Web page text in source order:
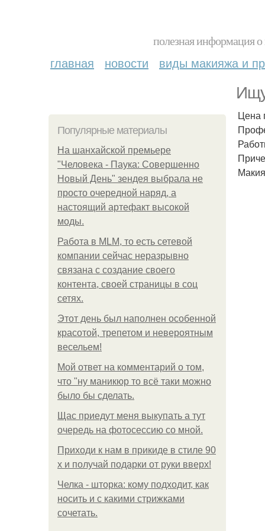
полезная информация
главная новости виды макияжа и
Популярные материалы
На шанхайской премьере
"Человека - Паука: Совершенно
Новый День" зендея выбрала не
просто очередной наряд, а
настоящий артефакт высокой
моды.
Работа в MLM, то есть сетевой
компании сейчас неразрывно
связана с создание своего
контента, своей страницы в соц
сетях.
Этот день был наполнен особенной
красотой, трепетом и невероятным
весельем!
Мой ответ на комментарий о том,
что "ну маникюр то всё таки можно
было бы сделать.
Щас приедут меня выкупать а тут
очередь на фотосессию со мной.
Приходи к нам в прикиде в стиле 90
х и получай подарки от руки вверх!
Челка - шторка: кому подходит, как
носить и с какими стрижками
сочетать.
Цена